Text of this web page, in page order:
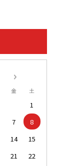
金 土
1
7
8
14
15
21 22